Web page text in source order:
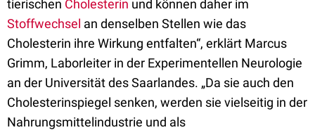
tierischen Cholesterin und können daher im
Stoffwechsel an denselben Stellen wie das
Cholesterin ihre Wirkung entfalten“, erklärt Marcus
Grimm, Laborleiter in der Experimentellen Neurologie
an der Universität des Saarlandes. „Da sie auch den
Cholesterinspiegel senken, werden sie vielseitig in der
Nahrungsmittelindustrie und als